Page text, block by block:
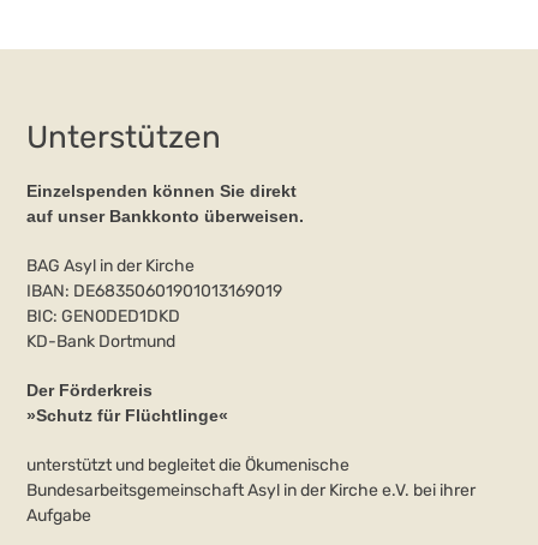
Unterstützen
Einzelspenden können Sie direkt
auf unser Bankkonto überweisen.
BAG Asyl in der Kirche
IBAN: DE68350601901013169019
BIC: GENODED1DKD
KD-Bank Dortmund
Der Förderkreis
»Schutz für Flüchtlinge«
unterstützt und begleitet die Ökumenische
Bundesarbeitsgemeinschaft Asyl in der Kirche e.V. bei ihrer
Aufgabe